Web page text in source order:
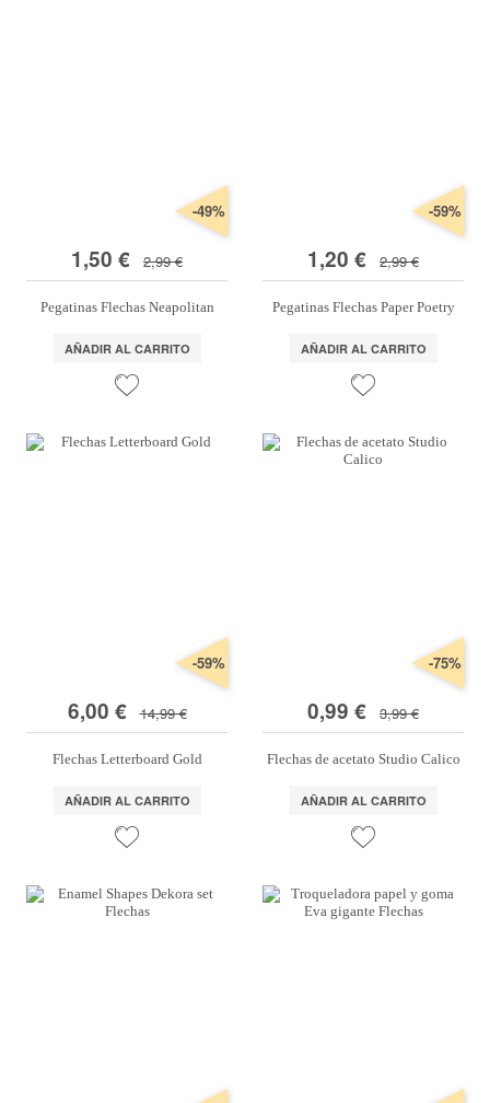
1,50 € 2,99 €
-49%
Pegatinas Flechas Neapolitan
AÑADIR AL CARRITO
1,20 € 2,99 €
-59%
Pegatinas Flechas Paper Poetry
AÑADIR AL CARRITO
6,00 € 14,99 €
-59%
Flechas Letterboard Gold
AÑADIR AL CARRITO
0,99 € 3,99 €
-75%
Flechas de acetato Studio Calico
AÑADIR AL CARRITO